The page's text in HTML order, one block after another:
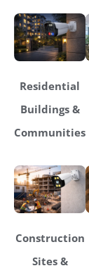
Residential
Buildings &
Communities
Construction
Sites &